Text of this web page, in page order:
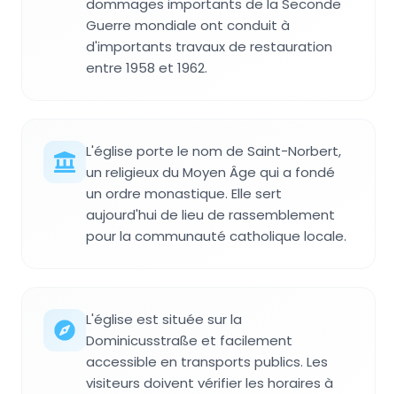
dommages importants de la Seconde
Guerre mondiale ont conduit à
d'importants travaux de restauration
entre 1958 et 1962.
L'église porte le nom de Saint-Norbert,
un religieux du Moyen Âge qui a fondé
un ordre monastique. Elle sert
aujourd'hui de lieu de rassemblement
pour la communauté catholique locale.
L'église est située sur la
Dominicusstraße et facilement
accessible en transports publics. Les
visiteurs doivent vérifier les horaires à